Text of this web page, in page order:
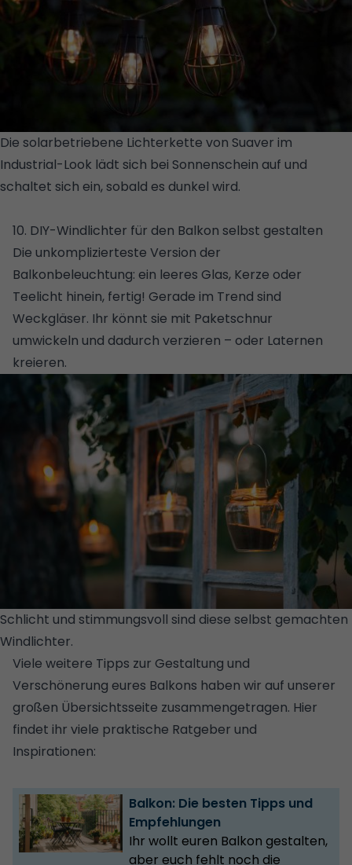
Die solarbetriebene Lichterkette von Suaver im
Industrial-Look lädt sich bei Sonnenschein auf und
schaltet sich ein, sobald es dunkel wird.
10. DIY-Windlichter für den Balkon selbst gestalten
Die unkomplizierteste Version der
Balkonbeleuchtung: ein leeres Glas, Kerze oder
Teelicht hinein, fertig! Gerade im Trend sind
Weckgläser. Ihr könnt sie mit Paketschnur
umwickeln und dadurch verzieren – oder Laternen
kreieren.
Schlicht und stimmungsvoll sind diese selbst gemachten
Windlichter.
Viele weitere Tipps zur Gestaltung und
Verschönerung eures Balkons haben wir auf unserer
großen Übersichtsseite zusammengetragen. Hier
findet ihr viele praktische Ratgeber und
Inspirationen:
Balkon: Die besten Tipps und
Empfehlungen
Ihr wollt euren Balkon gestalten,
aber euch fehlt noch die